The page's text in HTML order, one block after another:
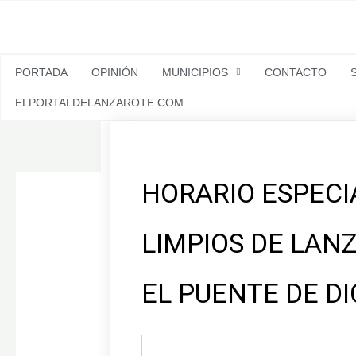
PORTADA OPINIÓN MUNICIPIOS CONTACTO
ELPORTALDELANZAROTE.COM
HORARIO
LIMPIOS DE
EL PUENTE DE